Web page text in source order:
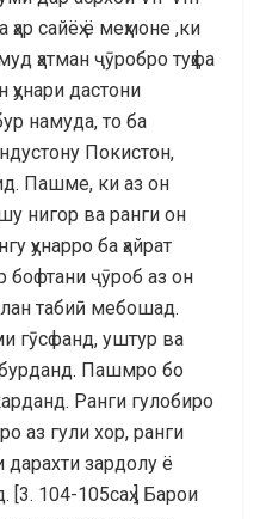
сайёҳ ё меҳмоне ,ки
ҳатман ҷӯробро туҳфа
дастони
намуда, то ба
Покистон,
Пашме, ки аз он
нигор ва ранги он
ҳунарро ба ҳайрат
бофтани ҷӯроб аз он
табиӣ мебошад.
гӯсфанд, уштур ва
Пашмро бо
Ранги гулобиро
аз гули хор, ранги
дарахти зардолу ё
104-105саҳ ] Барои